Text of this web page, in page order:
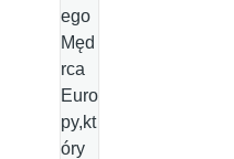
ego
Męd
rca
Euro
py,kt
óry